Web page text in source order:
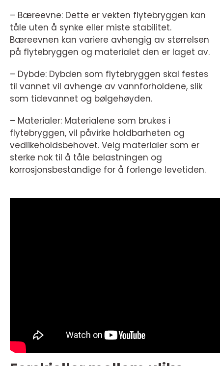
– Bæreevne: Dette er vekten flytebryggen kan
tåle uten å synke eller miste stabilitet.
Bæreevnen kan variere avhengig av størrelsen
på flytebryggen og materialet den er laget av.
– Dybde: Dybden som flytebryggen skal festes
til vannet vil avhenge av vannforholdene, slik
som tidevannet og bølgehøyden.
– Materialer: Materialene som brukes i
flytebryggen, vil påvirke holdbarheten og
vedlikeholdsbehovet. Velg materialer som er
sterke nok til å tåle belastningen og
korrosjonsbestandige for å forlenge levetiden.